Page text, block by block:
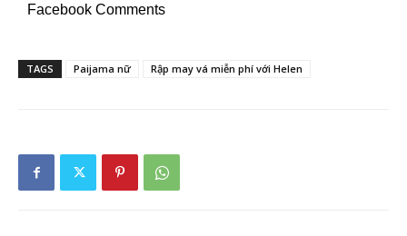
Facebook Comments
TAGS Paijama nữ Rập may vá miễn phí với Helen